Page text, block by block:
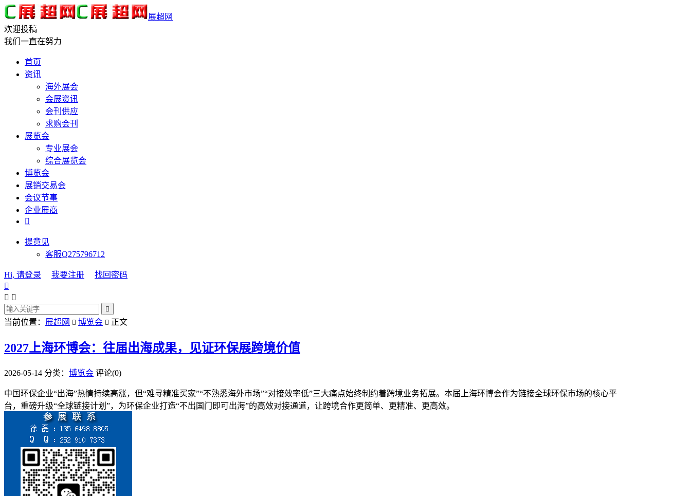
展超网
欢迎投稿
我们一直在努力
首页
资讯
海外展会
会展资讯
会刊供应
求购会刊
展览会
专业展会
综合展览会
博览会
展销交易会
会议节事
企业展商

提意见
客服Q275796712
Hi, 请登录 我要注册
找回密码

 

当前位置： 展超网  博览会  正文
2027上海环博会：往届出海成果，见证环保展跨境价值
2026-05-14 分类： 博览会 评论(0)
中国环保企业“出海”热情持续高涨，但“难寻精准买家”“不熟悉海外市场”“对接效率低”三大痛点始终制约着跨境业务拓展。本届上海环博会作为链接全球环保市场的核心平
台，重磅升级“全球链接计划”，为环保企业打造“不出国门即可出海”的高效对接通道，让跨境合作更简单、更精准、更高效。